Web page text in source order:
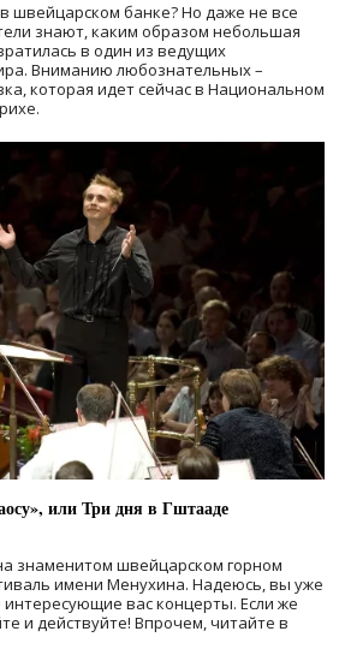
швейцарском банке? Но даже не все
знают, каким образом небольшая
в один из ведущих
Вниманию любознательных –
которая идет сейчас в Национальном
или Три дня в Гштааде
знаменитом швейцарском горном
имени Менухина. Надеюсь, вы уже
интересующие вас концерты. Если же
и действуйте! Впрочем, читайте в